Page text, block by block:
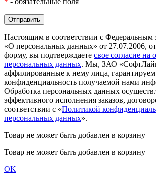
Настоящим в соответствии с
«О персональных данных» от 27.07.2006,
форму, вы подтверждаете свое согласие на
персональных данных. Мы, ЗАО
аффилированные к нему лица, гарантируем
конфиденциальность получаемой нами
Обработка персональных данных
эффективного исполнения заказов,
соответствии с «Политикой
персональных данных».
Товар не может быть добавлен в корзину
Товар не может быть добавлен в корзину
OK